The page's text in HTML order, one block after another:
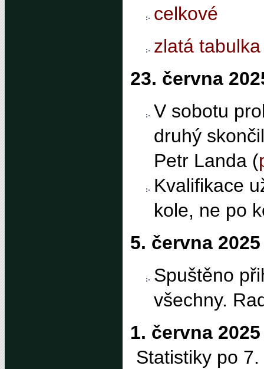
celkové
zlatá tabulka
23. června
V sobotu
druhý
Petr Landa (
Kvalifikace
kole, ne po
5. června 2025
Spuštěno
všechny.
1. června 2025
Statistiky po